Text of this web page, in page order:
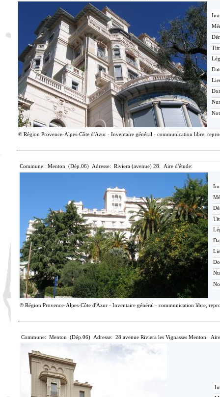
© Région Provence-Alpes-Côte d'Azur - Inventaire général - communication libre,
Commune: Menton (Dép.06) Adresse: Riviera (avenue) 28. Aire d'étude:
© Région Provence-Alpes-Côte d'Azur - Inventaire général - communication libre,
Commune: Menton (Dép.06) Adresse: 28 avenue Riviera les Vignasses Menton.